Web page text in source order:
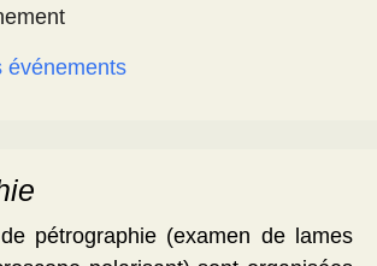
événements
pétrographie (examen de lames